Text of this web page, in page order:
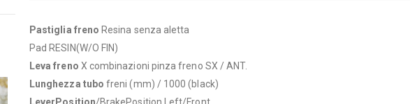
Pastiglia freno Resina senza aletta
Pad RESIN(W/O FIN)
Leva freno X combinazioni pinza freno SX / ANT.
Lunghezza tubo freni (mm) / 1000 (black)